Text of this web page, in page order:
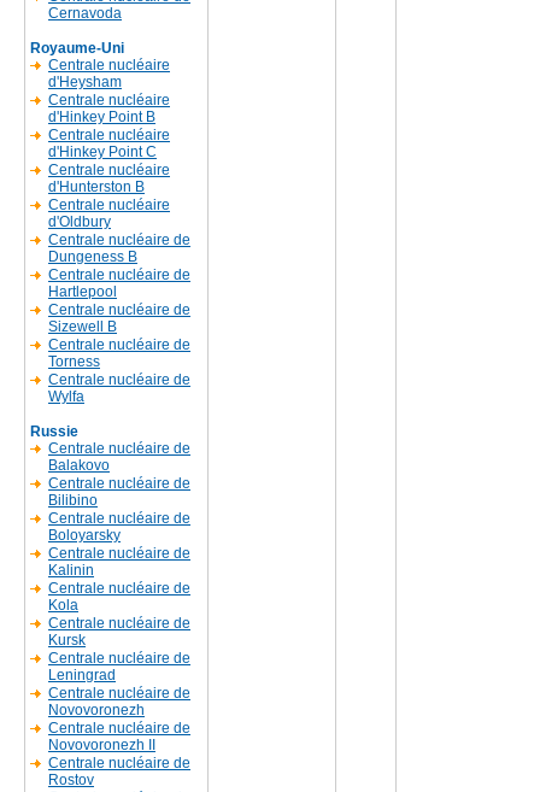
Cernavoda
Royaume-Uni
Centrale nucléaire
d'Heysham
Centrale nucléaire
d'Hinkey Point B
Centrale nucléaire
d'Hinkey Point C
Centrale nucléaire
d'Hunterston B
Centrale nucléaire
d'Oldbury
Centrale nucléaire de
Dungeness B
Centrale nucléaire de
Hartlepool
Centrale nucléaire de
Sizewell B
Centrale nucléaire de
Torness
Centrale nucléaire de
Wylfa
Russie
Centrale nucléaire de
Balakovo
Centrale nucléaire de
Bilibino
Centrale nucléaire de
Boloyarsky
Centrale nucléaire de
Kalinin
Centrale nucléaire de
Kola
Centrale nucléaire de
Kursk
Centrale nucléaire de
Leningrad
Centrale nucléaire de
Novovoronezh
Centrale nucléaire de
Novovoronezh II
Centrale nucléaire de
Rostov